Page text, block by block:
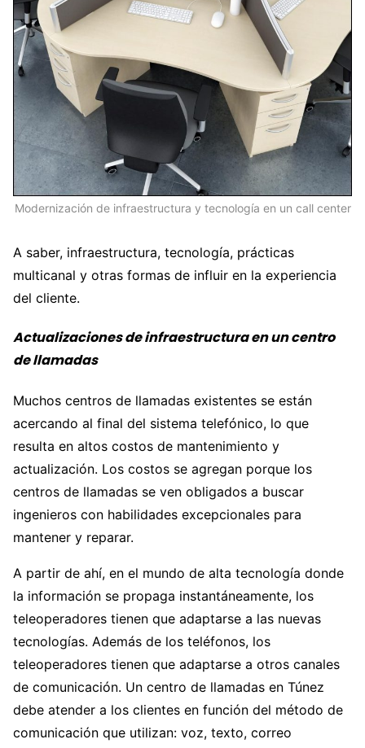
Modernización de infraestructura y tecnología en un call center
A saber, infraestructura, tecnología, prácticas
multicanal y otras formas de influir en la experiencia
del cliente.
Actualizaciones de infraestructura en un centro
de llamadas
Muchos centros de llamadas existentes se están
acercando al final del sistema telefónico, lo que
resulta en altos costos de mantenimiento y
actualización. Los costos se agregan porque los
centros de llamadas se ven obligados a buscar
ingenieros con habilidades excepcionales para
mantener y reparar.
A partir de ahí, en el mundo de alta tecnología donde
la información se propaga instantáneamente, los
teleoperadores tienen que adaptarse a las nuevas
tecnologías. Además de los teléfonos, los
teleoperadores tienen que adaptarse a otros canales
de comunicación. Un centro de llamadas en Túnez
debe atender a los clientes en función del método de
comunicación que utilizan: voz, texto, correo